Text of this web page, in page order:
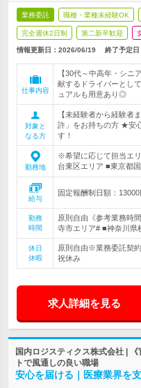
業務委託 職種・業種未経験OK
完全週休2日制 第二新卒歓迎
情報更新日：2026/06/19 終了予定日
仕事内容
【30代～中高年・シニ
献するドライバーとし
ュアルも用意あり◎
対象と
なる方
【未経験者から経験者
許」をお持ちの方 ★安
す！
勤務地
※希望に応じて担当エ
台東区エリア ■東京都
給与
固定報酬制日額：
勤務
時間
原則自由《参考業務時
寺市エリア# ■神奈川県
休日
休暇
原則自由※業務委託契
祝休み
求人詳細を見る
国内ロジスティクス株式会社 |
トで風通しの良い職場
安心を届ける｜医療業界を